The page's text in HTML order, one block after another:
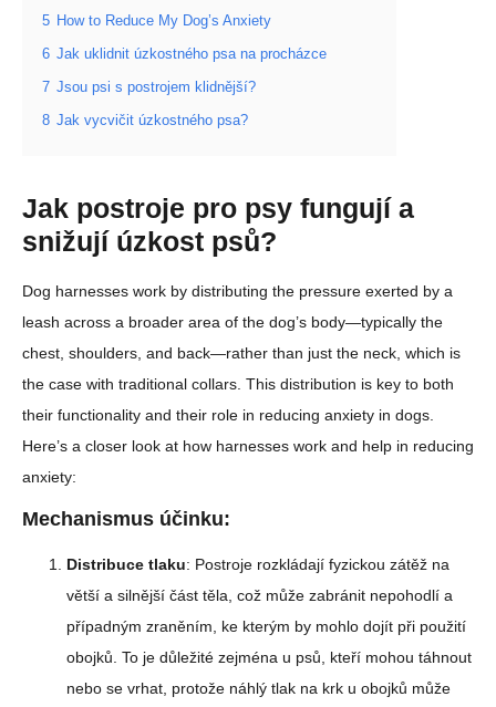
5 How to Reduce My Dog’s Anxiety
6 Jak uklidnit úzkostného psa na procházce
7 Jsou psi s postrojem klidnější?
8 Jak vycvičit úzkostného psa?
Jak postroje pro psy fungují a
snižují úzkost psů?
Dog harnesses work by distributing the pressure exerted by a
leash across a broader area of the dog’s body—typically the
chest, shoulders, and back—rather than just the neck, which is
the case with traditional collars. This distribution is key to both
their functionality and their role in reducing anxiety in dogs.
Here’s a closer look at how harnesses work and help in reducing
anxiety:
Mechanismus účinku:
Distribuce tlaku: Postroje rozkládají fyzickou zátěž na
větší a silnější část těla, což může zabránit nepohodlí a
případným zraněním, ke kterým by mohlo dojít při použití
obojků. To je důležité zejména u psů, kteří mohou táhnout
nebo se vrhat, protože náhlý tlak na krk u obojků může